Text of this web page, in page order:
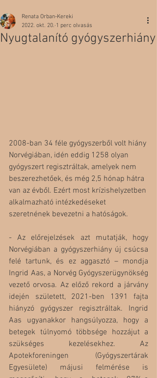
Nyugtalanító gyógyszerhiány
Renata Orban-Kereki
2022. okt. 20. 1 perc olvasás
2008-ban 34 féle gyógyszerből volt hiány
Norvégiában, idén eddig 1258 olyan
gyógyszert regisztráltak, amelyek nem
beszerezhetőek, és még 2,5 hónap hátra
van az évből. Ezért most krízishelyzetben
alkalmazható intézkedéseket
szeretnének bevezetni a hatóságok.
- Az előrejelzések azt mutatják, hogy
Norvégiában a gyógyszerhiány új csúcsa
felé tartunk, és ez aggasztó – mondja
Ingrid Aas, a Norvég Gyógyszerügynökség
vezető orvosa. Az előző rekord a járvány
idején született, 2021-ben 1391 fajta
hiányzó gyógyszer regisztráltak. Ingrid
Aas ugyanakkor hangsúlyozza, hogy a
betegek túlnyomó többsége hozzájut a
szükséges kezelésekhez. Az
Apotekforeningen (Gyógyszertárak
Egyesülete) májusi felmérése is